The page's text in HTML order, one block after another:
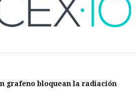
grafeno bloquean la radiación